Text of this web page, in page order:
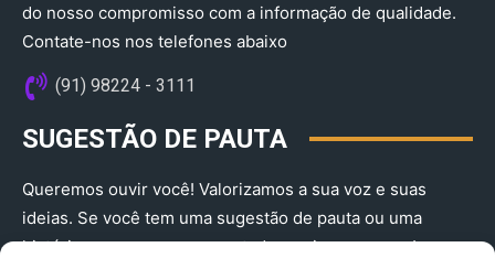
do nosso compromisso com a informação de qualidade.
Contate-nos nos telefones abaixo
(91) 98224 - 3111
SUGESTÃO DE PAUTA
Queremos ouvir você! Valorizamos a sua voz e suas
ideias. Se você tem uma sugestão de pauta ou uma
história que merece ser contada, envie-nos agora!